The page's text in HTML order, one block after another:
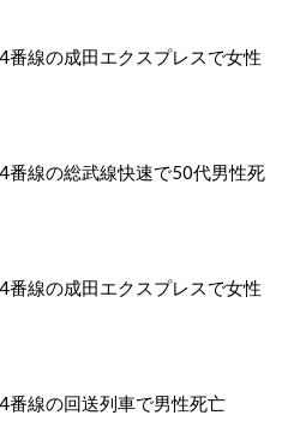
線の成田エクスプレスで女性
線の総武線快速で50代男性死
線の成田エクスプレスで女性
線の回送列車で男性死亡